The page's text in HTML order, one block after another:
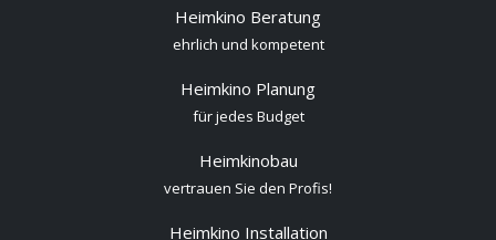
Heimkino Beratung
ehrlich und kompetent
Heimkino Planung
für jedes Budget
Heimkinobau
vertrauen Sie den Profis!
Heimkino Installation